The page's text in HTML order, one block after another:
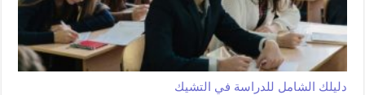
دليلك الشامل للدراسة في التشيك